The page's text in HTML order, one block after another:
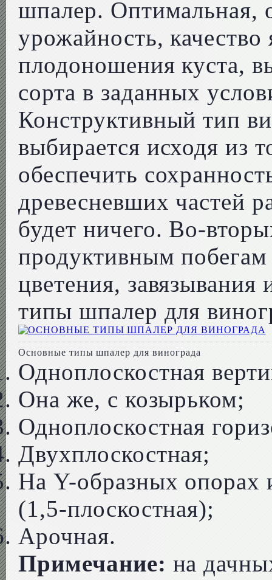
шпалер. Оптимальная,
урожайность, качество
плодоношения куста,
сорта в заданных
Конструктивный тип
выбирается исходя из
обеспечить
древесневших частей
будет ничего. Во-
продуктивным
цветения,
типы шпалер для
Основные типы шпалер для винограда
Одноплоскостная
Она же, с козырьком;
Одноплоскостная
Двухплоскостная;
На Y-образных опорах
(1,5-плоскостная);
Арочная.
Примечание: на